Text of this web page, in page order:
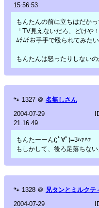
15:56:53
もんたんの前に立ちはだかっ
「TV見えないだろ、どけや
ﾑﾁﾑﾁお手手で殴られてみたい
もんたんは怒ったりしないの
🐾 1327 ＠ 名無しさん
2004-07-29
21:16:49
もんたーーん(;ﾟ∀ﾟ)=3ﾊｧﾊｧ
もしかして、後ろ足落ちな
🐾 1328 ＠ 兄タンとミルクテ
2004-07-29